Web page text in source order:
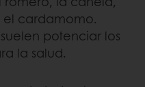
cardamomo.
potenciar los
la salud.